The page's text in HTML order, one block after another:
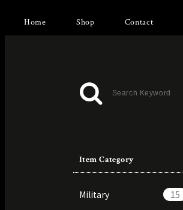
Home Shop Contact
Item Category
Military
15